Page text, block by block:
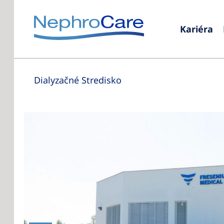
Kariéra
Dialyzačné Stredisko